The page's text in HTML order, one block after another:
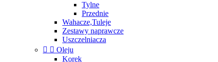
Tylne
Przednie
Wahacze,Tuleje
Zestawy naprawcze
Uszczelniacza
  Oleju
Korek